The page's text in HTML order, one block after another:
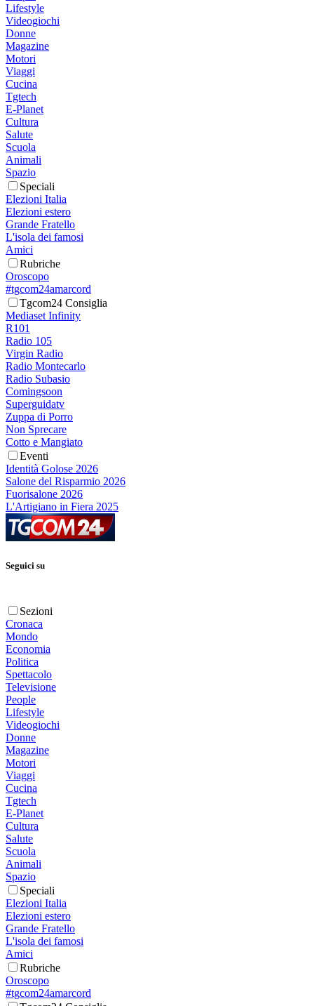
Lifestyle
Videogiochi
Donne
Magazine
Motori
Viaggi
Cucina
Tgtech
E-Planet
Cultura
Salute
Scuola
Animali
Spazio
Speciali
Elezioni Italia
Elezioni estero
Grande Fratello
L'isola dei famosi
Amici
Rubriche
Oroscopo
#tgcom24amarcord
Tgcom24 Consiglia
Mediaset Infinity
R101
Radio 105
Virgin Radio
Radio Montecarlo
Radio Subasio
Comingsoon
Superguidatv
Zuppa di Porro
Non Sprecare
Cotto e Mangiato
Eventi
Identità Golose 2026
Salone del Risparmio 2026
Fuorisalone 2026
L'Artigiano in Fiera 2025
Seguici su
Sezioni
Cronaca
Mondo
Economia
Politica
Spettacolo
Televisione
People
Lifestyle
Videogiochi
Donne
Magazine
Motori
Viaggi
Cucina
Tgtech
E-Planet
Cultura
Salute
Scuola
Animali
Spazio
Speciali
Elezioni Italia
Elezioni estero
Grande Fratello
L'isola dei famosi
Amici
Rubriche
Oroscopo
#tgcom24amarcord